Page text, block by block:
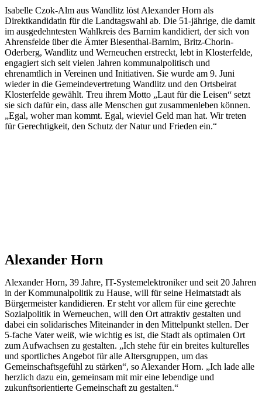
Isabelle Czok-Alm aus Wandlitz löst Alexander Horn als
Direktkandidatin für die Landtagswahl ab. Die 51-jährige, die damit
im ausgedehntesten Wahlkreis des Barnim kandidiert, der sich von
Ahrensfelde über die Ämter Biesenthal-Barnim, Britz-Chorin-
Oderberg, Wandlitz und Werneuchen erstreckt, lebt in Klosterfelde,
engagiert sich seit vielen Jahren kommunalpolitisch und
ehrenamtlich in Vereinen und Initiativen. Sie wurde am 9. Juni
wieder in die Gemeindevertretung Wandlitz und den Ortsbeirat
Klosterfelde gewählt. Treu ihrem Motto „Laut für die Leisen“ setzt
sie sich dafür ein, dass alle Menschen gut zusammenleben können.
„Egal, woher man kommt. Egal, wieviel Geld man hat. Wir treten
für Gerechtigkeit, den Schutz der Natur und Frieden ein.“
Alexander Horn
Alexander Horn, 39 Jahre, IT-Systemelektroniker und seit 20 Jahren
in der Kommunalpolitik zu Hause, will für seine Heimatstadt als
Bürgermeister kandidieren. Er steht vor allem für eine gerechte
Sozialpolitik in Werneuchen, will den Ort attraktiv gestalten und
dabei ein solidarisches Miteinander in den Mittelpunkt stellen. Der
5-fache Vater weiß, wie wichtig es ist, die Stadt als optimalen Ort
zum Aufwachsen zu gestalten. „Ich stehe für ein breites kulturelles
und sportliches Angebot für alle Altersgruppen, um das
Gemeinschaftsgefühl zu stärken“, so Alexander Horn. „Ich lade alle
herzlich dazu ein, gemeinsam mit mir eine lebendige und
zukunftsorientierte Gemeinschaft zu gestalten.“